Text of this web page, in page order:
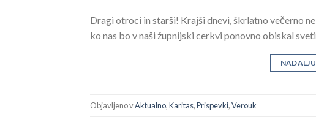
Dragi otroci in starši! Krajši dnevi, škrlatno večerno
ko nas bo v naši župnijski cerkvi ponovno obiskal
Objavljeno vAktualno,Karitas,Prispevki,Verouk